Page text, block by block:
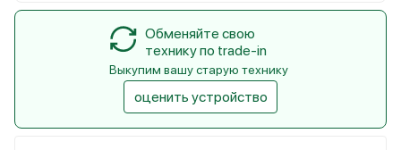
Обменяйте свою
технику по trade-in
Выкупим вашу старую технику
оценить устройство